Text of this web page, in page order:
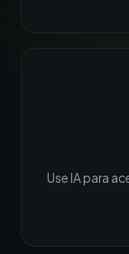
Use IA para